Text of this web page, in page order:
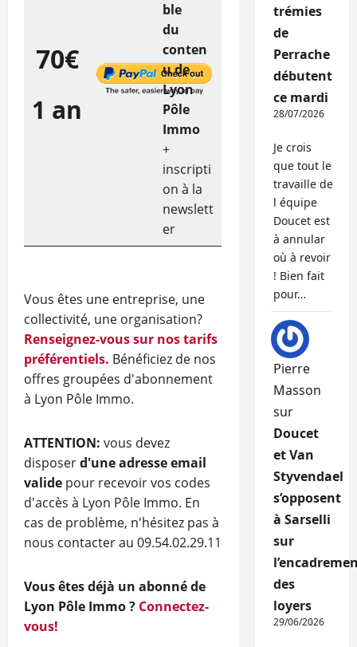
70€
1 an
ble
du
conten
u de
Lyon
Pôle
Immo
+
inscripti
on à la
newslett
er
Vous êtes une entreprise, une
collectivité, une organisation?
Renseignez-vous sur nos tarifs
préférentiels. Bénéficiez de nos
offres groupées d'abonnement
à Lyon Pôle Immo.
ATTENTION: vous devez
disposerd'une adresse email
valide pour recevoir vos codes
d'accès à Lyon Pôle Immo. En
cas de problème, n'hésitez pas à
nous contacter au 09.54.02.29.11
Vous êtes déjà un abonné de
Lyon Pôle Immo ? Connectez-
vous!
trémies
de
Perrache
débutent
ce mardi
28/07/2026
Je crois
que tout le
travaille de
l équipe
Doucet est
à annular
où à revoir
! Bien fait
pour…
Pierre
Masson
sur
Doucet
et Van
Styvendael
s’opposent
à Sarselli
sur
des
loyers
29/06/2026